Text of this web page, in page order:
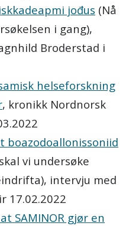
jođus (Nå
i gang),
Broderstad i
helseforskning
, kronikk Nordnorsk
boazodoallonissoniid
vi undersøke
intervju med
17.02.2022
SAMINOR gjør en